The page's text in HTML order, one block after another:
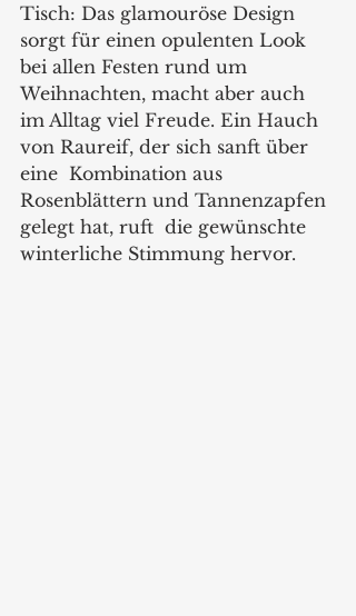
Tisch: Das glamouröse Design
sorgt für einen opulenten Look
bei allen Festen rund um
Weihnachten, macht aber auch
im Alltag viel Freude. Ein Hauch
von Raureif, der sich sanft über
eine  Kombination aus
Rosenblättern und Tannenzapfen
gelegt hat, ruft  die gewünschte
winterliche Stimmung hervor.